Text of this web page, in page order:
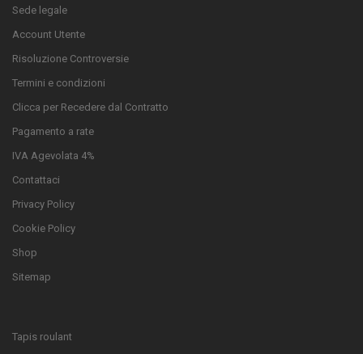
Sede legale
Account Utente
Risoluzione Controversie
Termini e condizioni
Clicca per Recedere dal Contratto
Pagamento a rate
IVA Agevolata 4%
Contattaci
Privacy Policy
Cookie Policy
Shop
Sitemap
Tapis roulant